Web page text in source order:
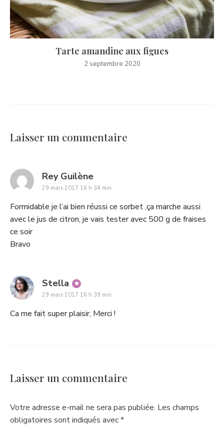
Tarte amandine aux figues
2 septembre 2020
Laisser un commentaire
Rey Guilènesays:
29 mars 2017 16 h 34 min
Formidable je l’ai bien réussi ce sorbet ,ça marche aussi
avec le jus de citron, je vais tester avec 500 g de fraises
ce soir
Bravo
Stella says:
29 mars 2017 16 h 39 min
Ca me fait super plaisir, Merci !
Laisser un commentaire
Votre adresse e-mail ne sera pas publiée. Les champs
obligatoires sont indiqués avec*